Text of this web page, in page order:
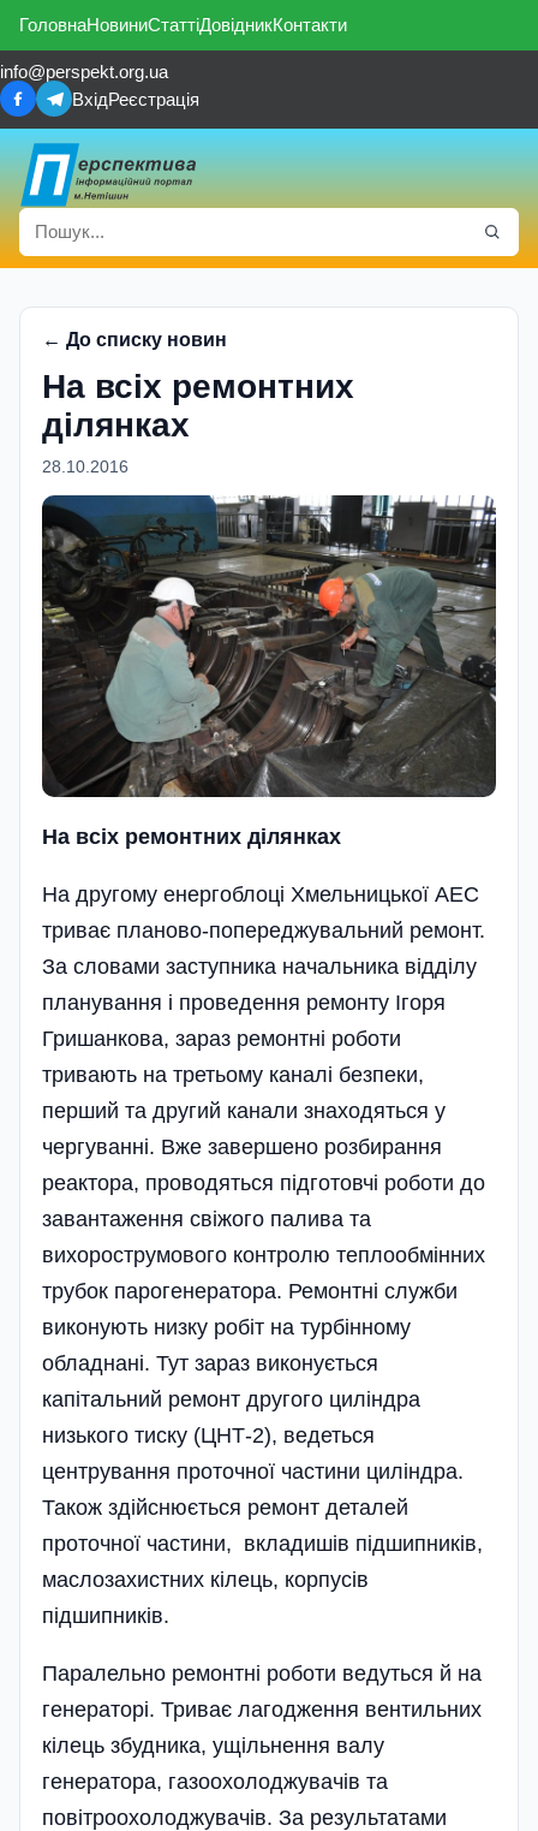
ГоловнаНовиниСтаттіДовідникКонтакти
info@perspekt.org.ua
ВхідРеєстрація
← До списку новин
На всіх ремонтних
ділянках
28.10.2016
На всіх ремонтних ділянках
На другому енергоблоці Хмельницької АЕС
триває планово-попереджувальний ремонт.
За словами заступника начальника відділу
планування і проведення ремонту Ігоря
Гришанкова, зараз ремонтні роботи
тривають на третьому каналі безпеки,
перший та другий канали знаходяться у
чергуванні. Вже завершено розбирання
реактора, проводяться підготовчі роботи до
завантаження свіжого палива та
вихорострумового контролю теплообмінних
трубок парогенератора. Ремонтні служби
виконують низку робіт на турбінному
обладнані. Тут зараз виконується
капітальний ремонт другого циліндра
низького тиску (ЦНТ-2), ведеться
центрування проточної частини циліндра.
Також здійснюється ремонт деталей
проточної частини, вкладишів підшипників,
маслозахистних кілець, корпусів
підшипників.
Паралельно ремонтні роботи ведуться й на
генераторі. Триває лагодження вентильних
кілець збудника, ущільнення валу
генератора, газоохолоджувачів та
повітроохолоджувачів. За результатами